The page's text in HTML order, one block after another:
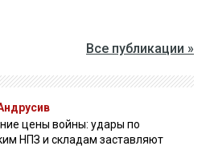
Все публикации »
цены войны: удары по
НПЗ и складам заставляют